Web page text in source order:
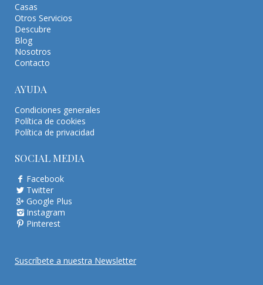
Casas
Otros Servicios
Descubre
Blog
Nosotros
Contacto
AYUDA
Condiciones generales
Política de cookies
Política de privacidad
SOCIAL MEDIA
Facebook
Twitter
Google Plus
Instagram
Pinterest
Suscríbete a nuestra Newsletter